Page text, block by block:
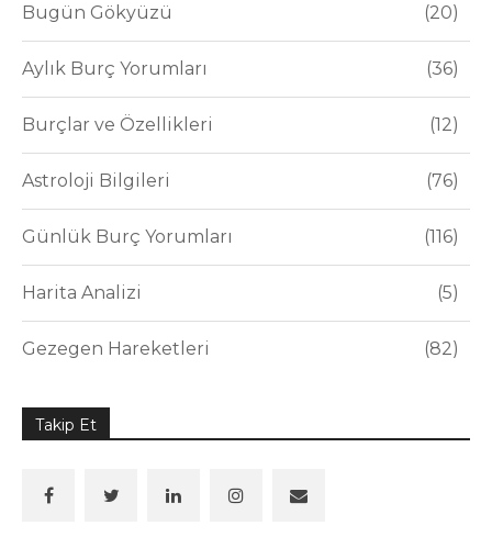
Bugün Gökyüzü 20
Aylık Burç Yorumları 36
Burçlar ve Özellikleri 12
Astroloji Bilgileri 76
Günlük Burç Yorumları 116
Harita Analizi 5
Gezegen Hareketleri 82
Takip Et